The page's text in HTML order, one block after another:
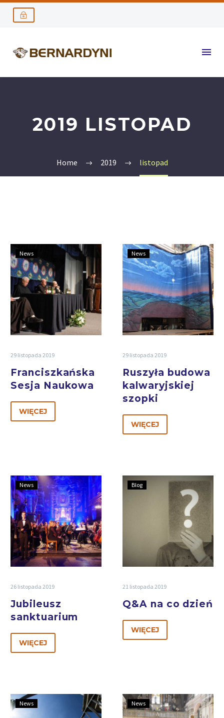
2019 LISTOPAD
Home 2019 listopad
News
29 listopada 2019
Franciszkańska
Sesja Naukowa
WIĘCEJ
News
29 listopada 2019
Ruszyła budowa
kalwaryjskiej
szopki
WIĘCEJ
News
26 listopada 2019
Jubileusz
sanktuarium
WIĘCEJ
Blog
21 listopada 2019
Q&A na co dzień
WIĘCEJ
News News